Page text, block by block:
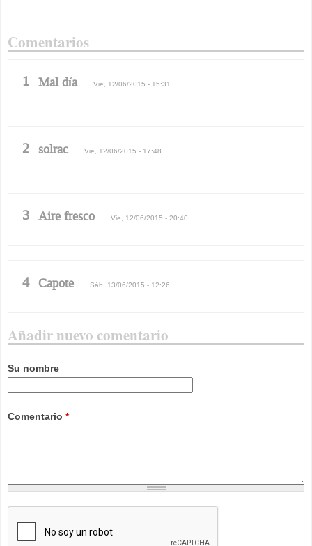
Comentarios
1 Mal día Vie, 12/06/2015 - 15:31
2 solrac Vie, 12/06/2015 - 17:48
3 Aire fresco Vie, 12/06/2015 - 20:40
4 Capote Sáb, 13/06/2015 - 12:26
Añadir nuevo comentario
Su nombre
Comentario *